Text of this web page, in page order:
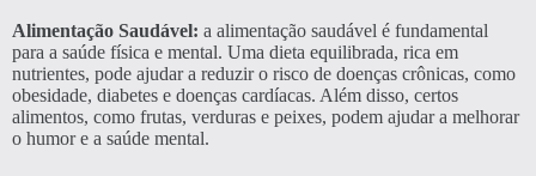
Alimentação Saudável: a alimentação saudável é fundamental
para a saúde física e mental. Uma dieta equilibrada, rica em
nutrientes, pode ajudar a reduzir o risco de doenças crônicas, como
obesidade, diabetes e doenças cardíacas. Além disso, certos
alimentos, como frutas, verduras e peixes, podem ajudar a melhorar
o humor e a saúde mental.